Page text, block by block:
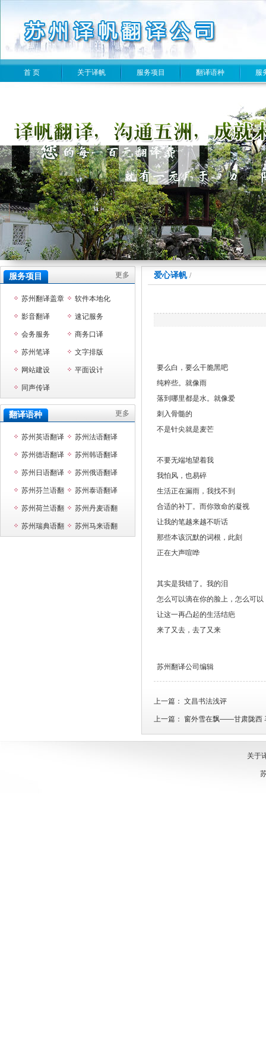
首 页 关于译帆 服务项目 翻译语种 服
爱心译帆 /
要么白，要么干脆黑吧
纯粹些。就像雨
落到哪里都是水。就像爱
刺入骨髓的
不是针尖就是麦芒
不要无端地望着我
我怕风，也易碎
生活正在漏雨，我找不到
合适的补丁。而你致命的凝视
让我的笔越来越不听话
那些本该沉默的词根，此刻
正在大声喧哗
其实是我错了。我的泪
怎么可以滴在你的脸上，怎么可以
让这一再凸起的生活结疤
来了又去，去了又来
苏州翻译公司编辑
上一篇： 文昌书法浅评
上一篇： 窗外雪在飘——甘肃陇西
服务项目 更多
苏州翻译盖章 软件本地化
影音翻译 速记服务
会务服务 商务口译
苏州笔译 文字排版
网站建设 平面设计
同声传译
翻译语种 更多
苏州英语翻译 苏州法语翻译
苏州德语翻译 苏州韩语翻译
苏州日语翻译 苏州俄语翻译
苏州芬兰语翻
译
苏州泰语翻译
苏州荷兰语翻
译
苏州丹麦语翻
译
苏州瑞典语翻 苏州马来语翻
关于